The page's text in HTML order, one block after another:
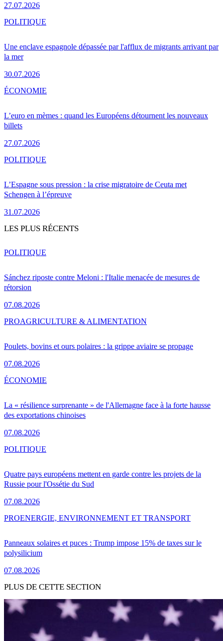
27.07.2026
Une enclave espagnole dépassée par l'afflux de migrants arrivant par
la mer
30.07.2026
POLITIQUE
L’euro en mèmes : quand les Européens détournent les nouveaux
billets
27.07.2026
ÉCONOMIE
L’Espagne sous pression : la crise migratoire de Ceuta met
Schengen à l’épreuve
31.07.2026
POLITIQUE
LES PLUS RÉCENTS
Sánchez riposte contre Meloni : l'Italie menacée de mesures de
rétorsion
07.08.2026
POLITIQUE
Poulets, bovins et ours polaires : la grippe aviaire se propage
07.08.2026
PROAGRICULTURE & ALIMENTATION
La « résilience surprenante » de l'Allemagne face à la forte hausse
des exportations chinoises
07.08.2026
ÉCONOMIE
Quatre pays européens mettent en garde contre les projets de la
Russie pour l'Ossétie du Sud
07.08.2026
POLITIQUE
Panneaux solaires et puces : Trump impose 15% de taxes sur le
polysilicium
07.08.2026
PROENERGIE, ENVIRONNEMENT ET TRANSPORT
PLUS DE CETTE SECTION